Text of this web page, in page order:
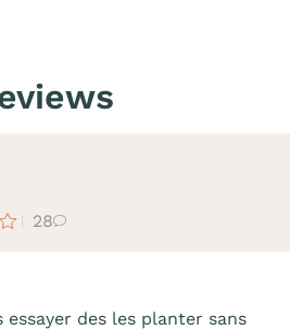
28
essayer des les planter sans